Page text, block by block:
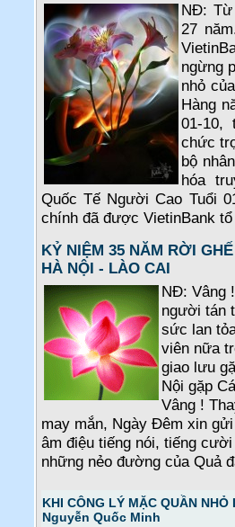
NĐ: Từ
27
ngừng
nhỏ
Hàng
01-10,
chức
bộ
hóa
Quốc Tế Người Cao Tuổi
chính đã được VietinBank
KỶ NIỆM 35 NĂM RỜI
HÀ NỘI - LÀO CAI
NĐ: Vâng
người tán
sức lan
viên nữa
giao lưu
Nội gặp
Vâng !
may mắn, Ngày Đêm xin
âm điệu tiếng nói, tiếng
những nẻo đường của Quả
KHI CÔNG LÝ MẶC QUẦN
Nguyễn Quốc Minh